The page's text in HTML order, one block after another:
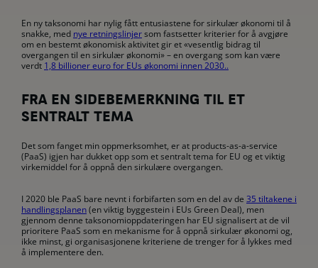
En ny taksonomi har nylig fått entusiastene for sirkulær økonomi til å
snakke, med nye retningslinjersom fastsetter kriterier for å avgjøre
om en bestemt økonomisk aktivitet gir et «vesentlig bidrag til
overgangen til en sirkulær økonomi» – en overgang som kan være
verdt 1,8 billioner euro for EUs økonomi innen 2030..
FRA EN SIDEBEMERKNING TIL ET
SENTRALT TEMA
Det som fanget min oppmerksomhet, er at products-as-a-service
(PaaS) igjen har dukket opp som et sentralt tema for EU og et viktig
virkemiddel for å oppnå den sirkulære overgangen.
I 2020 ble PaaS bare nevnt i forbifarten som en del av de 35 tiltakene i
handlingsplanen(en viktig byggestein i EUs Green Deal), men
gjennom denne taksonomioppdateringen har EU signalisert at de vil
prioritere PaaS som en mekanisme for å oppnå sirkulær økonomi og,
ikke minst, gi organisasjonene kriteriene de trenger for å lykkes med
å implementere den.